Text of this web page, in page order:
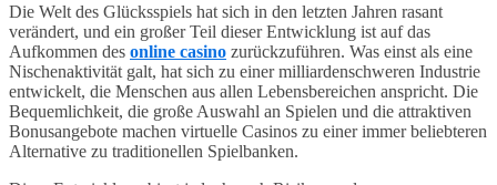
Die Welt des Glücksspiels hat sich in den letzten Jahren rasant
verändert, und ein großer Teil dieser Entwicklung ist auf das
Aufkommen des online casino zurückzuführen. Was einst als eine
Nischenaktivität galt, hat sich zu einer milliardenschweren Industrie
entwickelt, die Menschen aus allen Lebensbereichen anspricht. Die
Bequemlichkeit, die große Auswahl an Spielen und die attraktiven
Bonusangebote machen virtuelle Casinos zu einer immer beliebteren
Alternative zu traditionellen Spielbanken.